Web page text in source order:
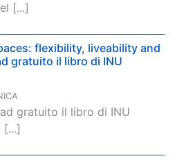
[...]
flexibility, liveability and
gratuito il libro di INU
gratuito il libro di INU
[...]